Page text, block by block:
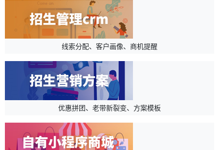
线索分配、客户画像、商机提醒
优惠拼团、老带新裂变、方案模板